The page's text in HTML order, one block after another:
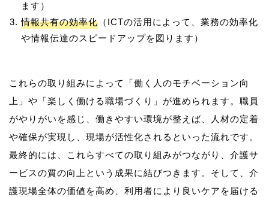
ます）
情報共有の効率化 （ICTの活用によって、業務の効率化
や情報伝達のスピードアップを図ります）
これらの取り組みによって「働く人のモチベーション向
上」や「楽しく働ける職場づくり」が進められます。職員
がやりがいを感じ、働きやすい環境が整えば、人材の定着
や確保が実現し、現場が活性化されるといった流れです。
最終的には、これらすべての取り組みがつながり、介護サ
ービスの質の向上という成果に結びつきます。そして、介
護現場全体の価値を高め、利用者により良いケアを届ける